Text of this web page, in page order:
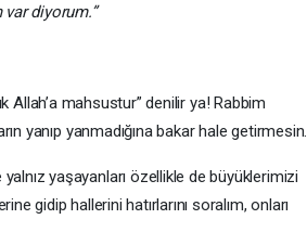
diyorum.”
Allah’a mahsustur” denilir ya! Rabbim
yanıp yanmadığına bakar hale getirmesin.
yaşayanları özellikle de büyüklerimizi
gidip hallerini hatırlarını soralım, onları